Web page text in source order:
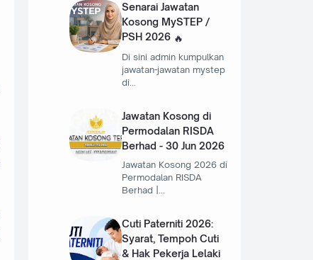
Senarai Jawatan
Kosong MySTEP /
PSH 2026
Di sini admin kumpulkan
jawatan-jawatan mystep
di…
Jawatan Kosong di
Permodalan RISDA
Berhad - 30 Jun 2026
Jawatan Kosong 2026 di
Permodalan RISDA
Cuti Paterniti 2026:
Syarat, Tempoh Cuti
& Hak Pekerja Lelaki